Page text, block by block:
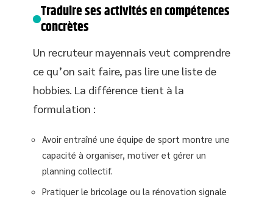
Traduire ses activités en compétences
concrètes
Un recruteur mayennais veut comprendre
ce qu’on sait faire, pas lire une liste de
hobbies. La différence tient à la
formulation :
Avoir entraîné une équipe de sport montre une
capacité à organiser, motiver et gérer un
planning collectif.
Pratiquer le bricolage ou la rénovation signale